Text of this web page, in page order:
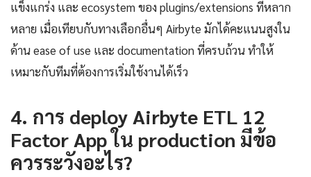
แข็งแกร่ง และ ecosystem ของ plugins/extensions ที่หลาก
หลาย เมื่อเทียบกับทางเลือกอื่นๆ Airbyte มักได้คะแนนสูงใน
ด้าน ease of use และ documentation ที่ครบถ้วน ทำให้
เหมาะกับทีมที่ต้องการเริ่มใช้งานได้เร็ว
4. การ deploy Airbyte ETL 12
Factor App ใน production มีข้อ
ควรระวังอะไร?